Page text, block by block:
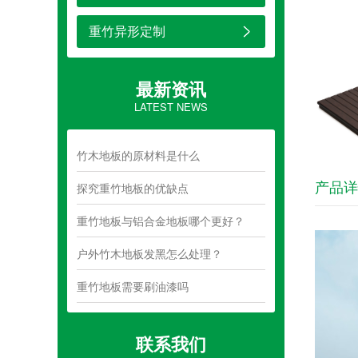
重竹异形定制
最新资讯
LATEST NEWS
竹木地板的原材料是什么
探究重竹地板的优缺点
重竹地板与铝合金地板哪个更好？
户外竹木地板发黑怎么处理？
重竹地板需要刷油漆吗
联系我们
产品